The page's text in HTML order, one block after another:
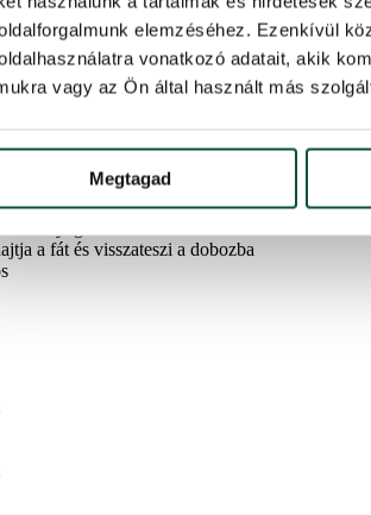
elemzéséhez. Ezenkívül
vonatkozó adatait, akik
vagy az Ön által használt más
Megtagad
– hogy a fenyőfa formája tökéletes legyen
PVC gallyak biztosítják a sűrű
anyagokból készült.
a fát és visszateszi a dobozba